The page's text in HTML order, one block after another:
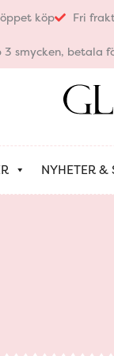
köp Fri
3 smycken, betala
NYHETER &